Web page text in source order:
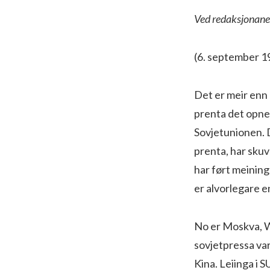
Ved
(6. september
Det er meir
prenta det
Sovjetunionen.
prenta, har
har ført
er alvorlegare
No er Moskva,
sovjetpressa
Kina. Leiinga i